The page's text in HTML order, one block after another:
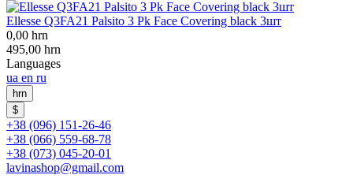
Ellesse Q3FA21 Palsito 3 Pk Face Covering black 3шт
0,00 hrn
495,00 hrn
Languages
ua en ru
hrn
$
+38 (096) 151-26-46
+38 (066) 559-68-78
+38 (073) 045-20-01
lavinashop@gmail.com